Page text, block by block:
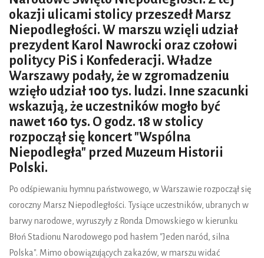
okazji ulicami stolicy przeszedł Marsz
Niepodległości. W marszu wzięli udział
prezydent Karol Nawrocki oraz czołowi
politycy PiS i Konfederacji. Władze
Warszawy podały, że w zgromadzeniu
wzięło udział 100 tys. ludzi. Inne szacunki
wskazują, że uczestników mogło być
nawet 160 tys. O godz. 18 w stolicy
rozpoczął się koncert "Wspólna
Niepodległa" przed Muzeum Historii
Polski.
Po odśpiewaniu hymnu państwowego, w Warszawie rozpoczął się
coroczny Marsz Niepodległości. Tysiące uczestników, ubranych w
barwy narodowe, wyruszyły z Ronda Dmowskiego w kierunku
Błoń Stadionu Narodowego pod hasłem "Jeden naród, silna
Polska". Mimo obowiązujących zakazów, w marszu widać